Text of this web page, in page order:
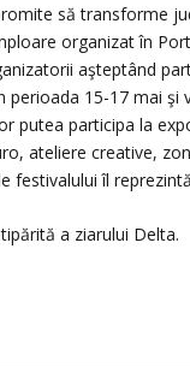
să transforme
organizat în
aşteptând
perioada 15-17 mai
putea participa la
ateliere creative,
festivalului îl
a ziarului Delta.